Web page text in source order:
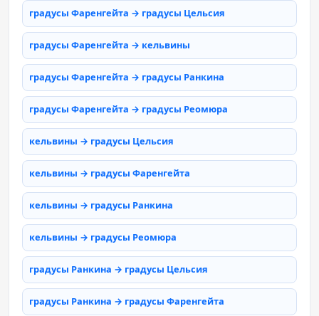
градусы Фаренгейта → градусы Цельсия
градусы Фаренгейта → кельвины
градусы Фаренгейта → градусы Ранкина
градусы Фаренгейта → градусы Реомюра
кельвины → градусы Цельсия
кельвины → градусы Фаренгейта
кельвины → градусы Ранкина
кельвины → градусы Реомюра
градусы Ранкина → градусы Цельсия
градусы Ранкина → градусы Фаренгейта